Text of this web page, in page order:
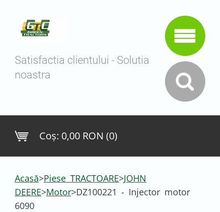
Satisfactia clientului - Solutia
noastra
Coş: 0,00 RON (0)
Acasă>Piese TRACTOARE>JOHN
DEERE>Motor>DZ100221 - Injector motor
6090